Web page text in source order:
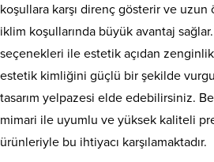
koşullara karşı direnç gösterir ve
iklim koşullarında büyük avantaj
seçenekleri ile estetik açıdan
estetik kimliğini güçlü bir şekilde
tasarım yelpazesi elde edebilirsiniz.
mimari ile uyumlu ve yüksek kaliteli
ürünleriyle bu ihtiyacı karşılamaktadır.